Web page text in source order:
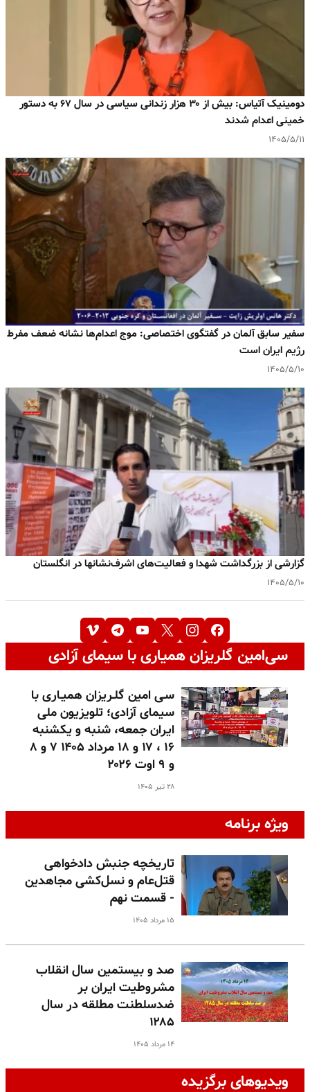
دومینیک آتیاس: بیش از ۳۰ هزار زندانی سیاسی در سال ۶۷ به دستور
خمینی اعدام شدند
۱۴۰۵/۵/۱۱
سفیر سابق آلمان در گفتگوی اختصاصی: موج اعدام‌ها نشانه ضعف مفرط
رژیم ایران است
۱۴۰۵/۵/۱۰
گزارشی از بزرگداشت شهدا و فعالیت‌های اشرف‌نشانها در انگلستان
۱۴۰۵/۵/۱۰
سی‌امین گلریزان همیاری با سیمای آزادی
سـی امین گلـریزان همیـاری با
سیمای آزادی؛ تلویزیون ملی
ایران جمعه، شنبه و یکشنبه
۱۶ ، ۱۷ و ۱۸ مرداد ۱۴۰۵ ۷ و ۸
و ۹ اوت ۲۰۲۶
۲۸ تیر ۱۴۰۵
ویژه برنامه
تاریخچه جنبش دادخواهی
قتل‌عام و نسل‌کشی مجاهدین
- قسمت نهم
۱۵ مرداد ۱۴۰۵
صد و بیستمین سال انقلاب
مشروطیت ایران بر
ضدسلطنت مطلقه در سال
۱۲۸۵
۱۴ مرداد ۱۴۰۵
ویدیوهای برگزیده